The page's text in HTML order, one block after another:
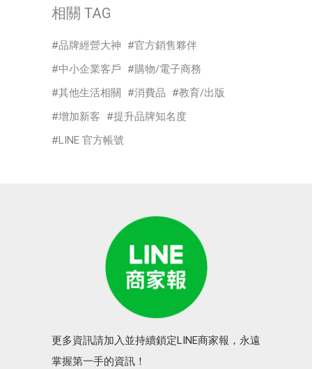
相關 TAG
品牌經營大神
官方銷售夥伴
中小企業客戶
購物/電子商務
其他生活相關
消費品
教育/出版
增加新客
提升品牌知名度
LINE 官方帳號
更多資訊請加入並持續鎖定LINE商家報，永遠
掌握第一手的資訊！